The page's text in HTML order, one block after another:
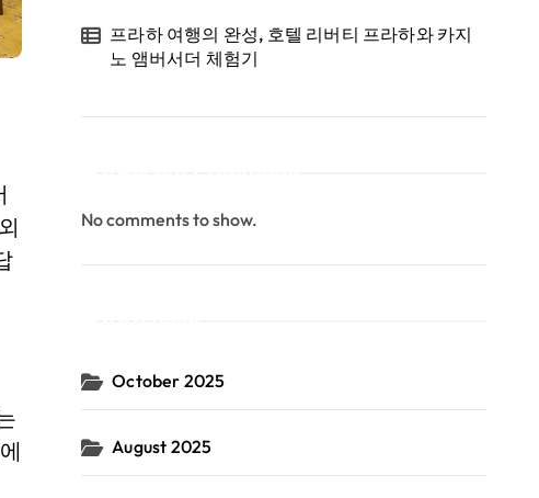
프라하 여행의 완성, 호텔 리버티 프라하와 카지
노 앰버서더 체험기
No comments to show.
October 2025
August 2025